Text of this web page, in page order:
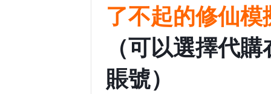
了不起的修仙模
（可以選擇代
賬號）